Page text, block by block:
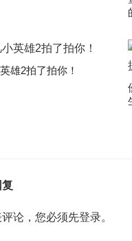
雄2拍了拍你！
论，您必须先登录。